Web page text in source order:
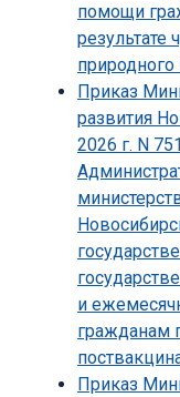
помощи
результате
природного
Приказ
развития
2026 г. N
и
гражданам
Приказ